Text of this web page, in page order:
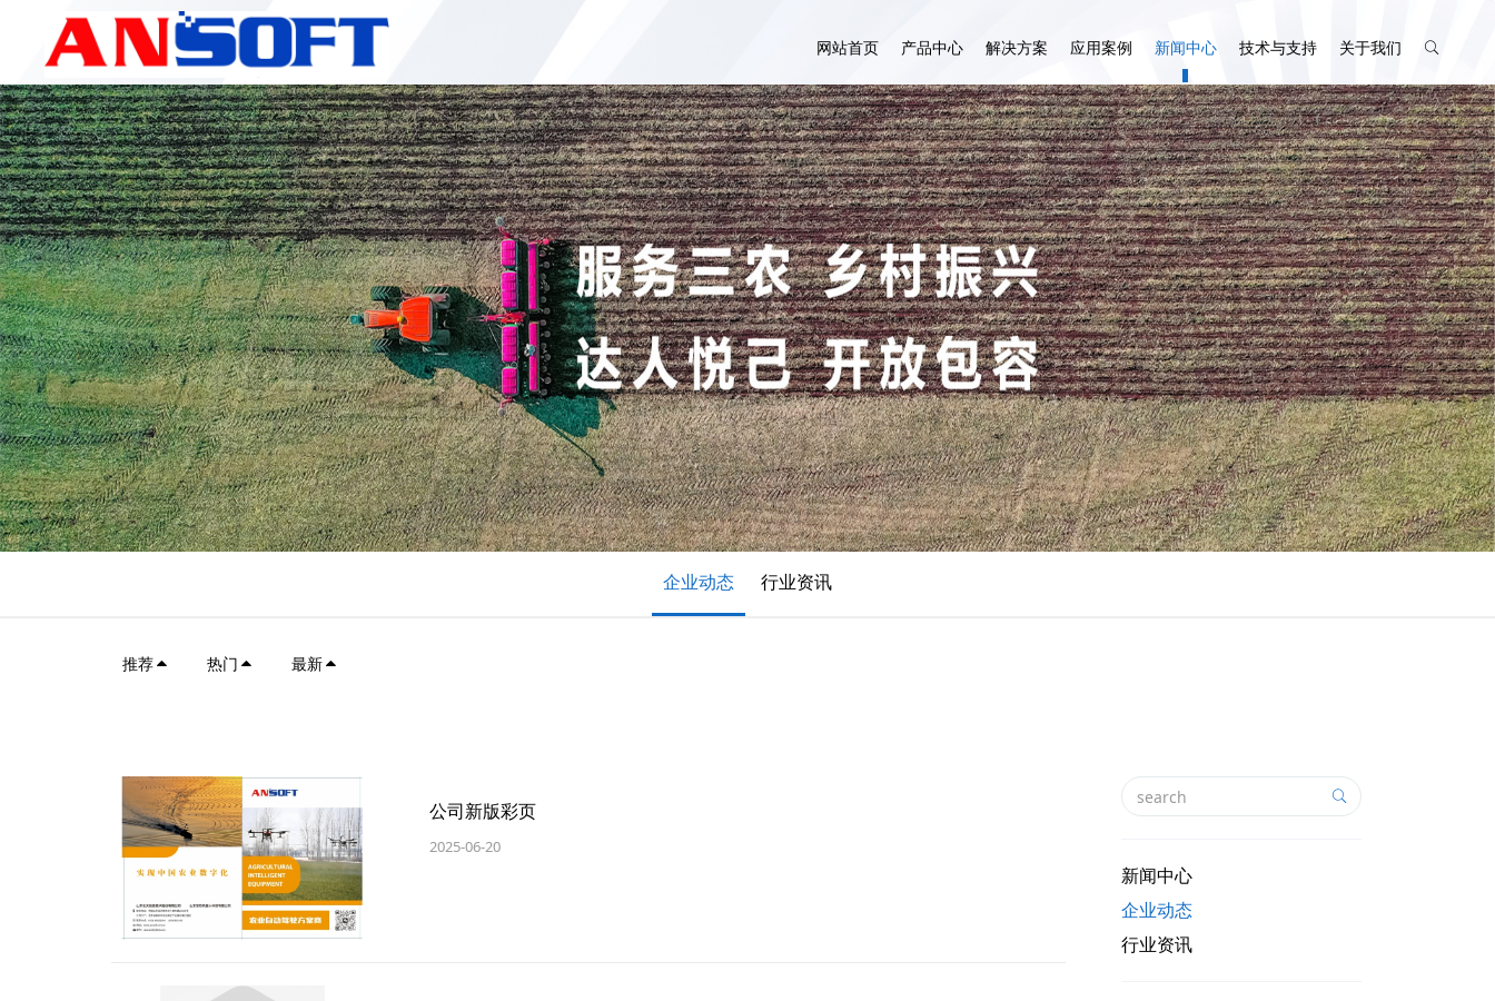
网站首页 产品中心
大田自自助驾驶 设施农业自动驾驶 畜牧自动驾驶 渔业自动驾驶 农业加工智能装备
解决方案
农业大田场景 农业果树场景 设施农业场景 智慧牧场 智慧渔业 农产品加工场景
应用案例 新闻中心
企业动态 行业资讯
技术与支持
服务流程 售后服务 下载中心 留言反馈
关于我们
企业介绍 公司资质 联系我们
企业动态 行业资讯
推荐 热门 最新
公司新版彩页
2025-06-20
新闻中心
企业动态
行业资讯